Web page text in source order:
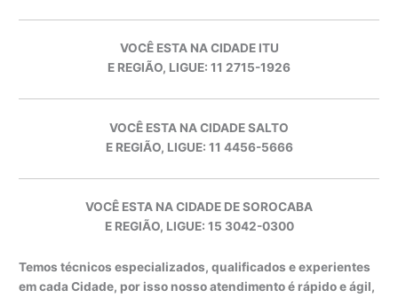
VOCÊ ESTA NA CIDADE ITU
E REGIÃO, LIGUE: 11 2715-1926
VOCÊ ESTA NA CIDADE SALTO
E REGIÃO, LIGUE: 11 4456-5666
VOCÊ ESTA NA CIDADE DE SOROCABA
E REGIÃO, LIGUE: 15 3042-0300
Temos técnicos especializados, qualificados e experientes
em cada Cidade, por isso nosso atendimento é rápido e ágil,